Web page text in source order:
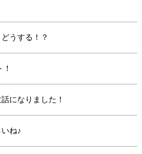
うする！？
になりました！
ね♪